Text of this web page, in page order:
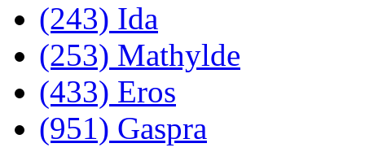
(243) Ida
(253) Mathylde
(433) Eros
(951) Gaspra